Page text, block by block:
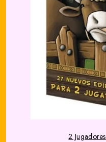
2 Jugadores